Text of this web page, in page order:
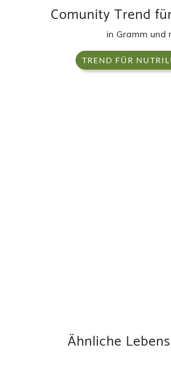
Comunity Trend
in Gramm und
TREND FÜR
Ähnliche